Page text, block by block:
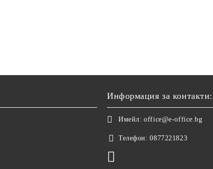
Информация за контакти:
Имейл: office@e-office.bg
Телефон: 0877221823